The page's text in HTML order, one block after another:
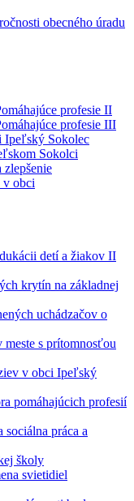
obecného úradu
profesie II
profesie III
Ipeľský Sokolec
Sokolci
obci
detí a žiakov II
krytín na základnej
uchádzačov o
s prítomnosťou
v obci Ipeľský
pomáhajúcich profesií
práca a
školy
svietidiel